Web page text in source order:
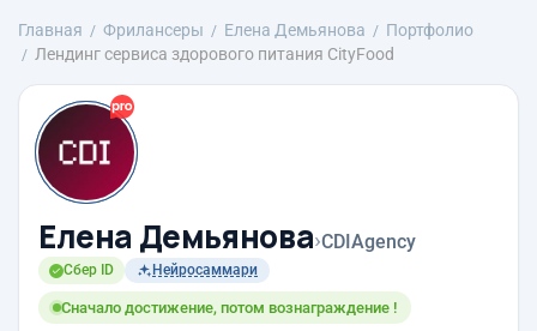
Главная Фрилансеры Елена Демьянова
Портфолио
Лендинг сервиса здорового питания CityFood
Елена Демьянова›CDIAgency
Сбер ID Нейросаммари
Сначало достижение, потом вознаграждение !